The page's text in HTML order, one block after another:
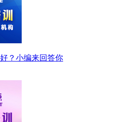
？小编来回答你